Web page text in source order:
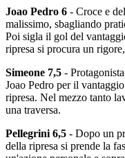
Joao Pedro 6 - Croce e
malissimo, sbagliando
Poi sigla il gol del
ripresa si procura un
Simeone 7,5 -
Joao Pedro per il
ripresa. Nel mezzo tanto
una traversa.
Pellegrini 6,5 - Dopo un
della ripresa si prende la